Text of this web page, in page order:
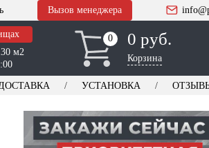
Вызов менеджера
м2
0
0 0 руб.
Корзина
УСТАНОВКА